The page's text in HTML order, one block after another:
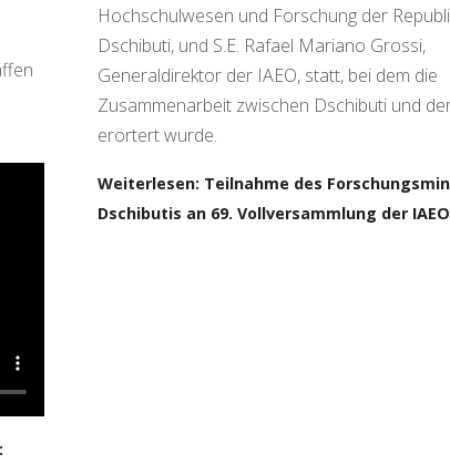
Hochschulwesen und Forschung der
Dschibuti, und S.E. Rafael Mariano Grossi,
Generaldirektor der IAEO, statt, bei dem die
Zusammenarbeit zwischen Dschibuti und
erörtert wurde.
Weiterlesen: Teilnahme des
Dschibutis an 69. Vollversammlung der